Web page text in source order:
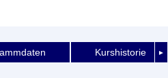
►
Kurshistorie